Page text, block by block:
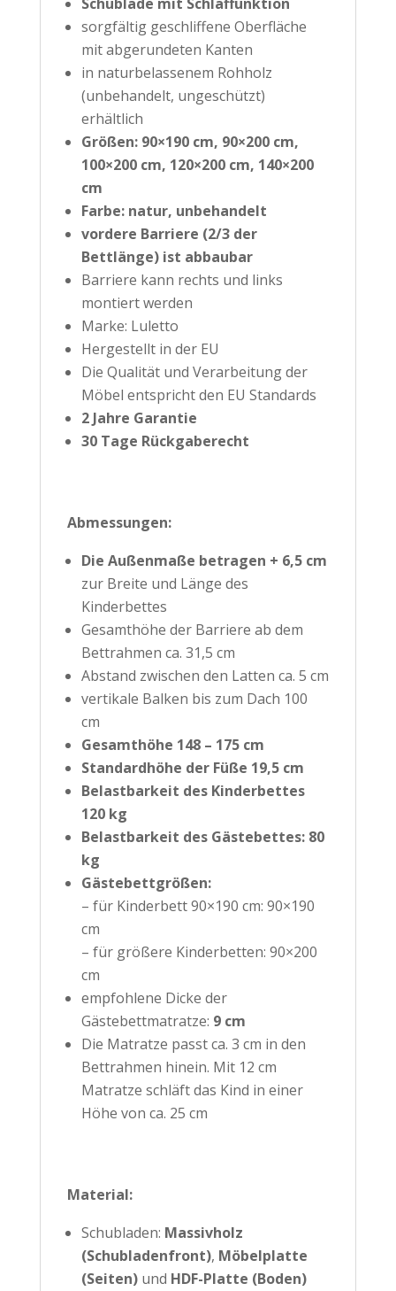
sorgfältig geschliffene Oberfläche
mit abgerundeten Kanten
in naturbelassenem Rohholz
(unbehandelt, ungeschützt)
erhältlich
Größen: 90×190 cm, 90×200 cm,
100×200 cm, 120×200 cm, 140×200
cm
Farbe: natur, unbehandelt
vordere Barriere (2/3der
Bettlänge) ist abbaubar
Barriere kann rechts und links
montiert werden
Marke: Luletto
Hergestellt in der EU
Die Qualität und Verarbeitung der
Möbel entspricht den EU Standards
2 Jahre Garantie
30 Tage Rückgaberecht
Abmessungen:
Die Außenmaße betragen + 6,5 cm
zur Breite und Länge des
Kinderbettes
Gesamthöhe der Barriere ab dem
Bettrahmen ca. 31,5 cm
Abstand zwischen den Latten ca. 5 cm
vertikale Balken bis zum Dach 100
cm
Gesamthöhe 148 – 175 cm
Standardhöhe der Füße 19,5 cm
Belastbarkeit des Kinderbettes
120 kg
Belastbarkeit des Gästebettes: 80
kg
Gästebettgrößen:
– für Kinderbett 90×190 cm: 90×190
cm
– für größere Kinderbetten: 90×200
cm
empfohlene Dicke der
Gästebettmatratze: 9 cm
Die Matratze passt ca. 3 cm in den
Bettrahmen hinein. Mit 12 cm
Matratze schläft das Kind in einer
Höhe von ca. 25 cm
Material:
Schubladen: Massivholz
(Schubladenfront), Möbelplatte
(Seiten)und HDF-Platte (Boden)